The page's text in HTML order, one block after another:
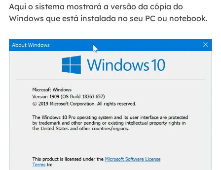
Aqui o sistema mostrará a versão da cópia do
Windows que está instalada no seu PC ou notebook.